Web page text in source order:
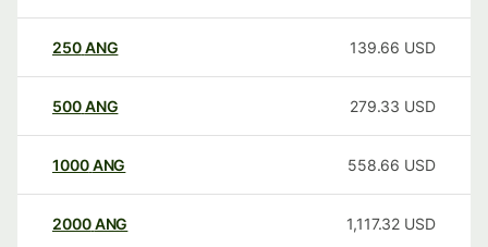
250ANG 139.66 USD
500ANG 279.33 USD
1000ANG 558.66 USD
2000ANG 1,117.32 USD